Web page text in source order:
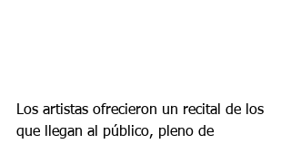
Los artistas ofrecieron un recital de los
que llegan al público, pleno de